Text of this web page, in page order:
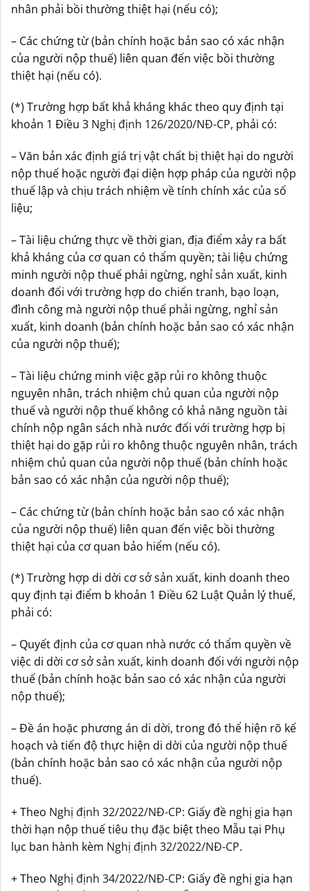
nhân phải bồi thường thiệt hại (nếu có);
– Các chứng từ (bản chính hoặc bản sao có xác nhận
của người nộp thuế) liên quan đến việc bồi thường
thiệt hại (nếu có).
(*) Trường hợp bất khả kháng khác theo quy định tại
khoản 1 Điều 3 Nghị định 126/2020/NĐ-CP, phải có:
– Văn bản xác định giá trị vật chất bị thiệt hại do người
nộp thuế hoặc người đại diện hợp pháp của người nộp
thuế lập và chịu trách nhiệm về tính chính xác của số
liệu;
– Tài liệu chứng thực về thời gian, địa điểm xảy ra bất
khả kháng của cơ quan có thẩm quyền; tài liệu chứng
minh người nộp thuế phải ngừng, nghỉ sản xuất, kinh
doanh đối với trường hợp do chiến tranh, bạo loạn,
đình công mà người nộp thuế phải ngừng, nghỉ sản
xuất, kinh doanh (bản chính hoặc bản sao có xác nhận
của người nộp thuế);
– Tài liệu chứng minh việc gặp rủi ro không thuộc
nguyên nhân, trách nhiệm chủ quan của người nộp
thuế và người nộp thuế không có khả năng nguồn tài
chính nộp ngân sách nhà nước đối với trường hợp bị
thiệt hại do gặp rủi ro không thuộc nguyên nhân, trách
nhiệm chủ quan của người nộp thuế (bản chính hoặc
bản sao có xác nhận của người nộp thuế);
– Các chứng từ (bản chính hoặc bản sao có xác nhận
của người nộp thuế) liên quan đến việc bồi thường
thiệt hại của cơ quan bảo hiểm (nếu có).
(*) Trường hợp di dời cơ sở sản xuất, kinh doanh theo
quy định tại điểm b khoản 1 Điều 62 Luật Quản lý thuế,
phải có:
– Quyết định của cơ quan nhà nước có thẩm quyền về
việc di dời cơ sở sản xuất, kinh doanh đối với người nộp
thuế (bản chính hoặc bản sao có xác nhận của người
nộp thuế);
– Đề án hoặc phương án di dời, trong đó thể hiện rõ kế
hoạch và tiến độ thực hiện di dời của người nộp thuế
(bản chính hoặc bản sao có xác nhận của người nộp
thuế).
+ Theo Nghị định 32/2022/NĐ-CP: Giấy đề nghị gia hạn
thời hạn nộp thuế tiêu thụ đặc biệt theo Mẫu tại Phụ
lục ban hành kèm Nghị định 32/2022/NĐ-CP.
+ Theo Nghị định 34/2022/NĐ-CP: Giấy đề nghị gia hạn